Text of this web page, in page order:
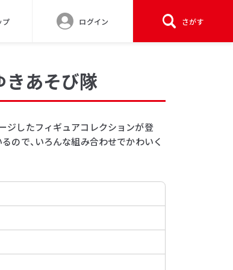
プ ログイン さがす
あそび隊
ジしたフィギュアコレクションが登
ので、いろんな組み合わせでかわいく